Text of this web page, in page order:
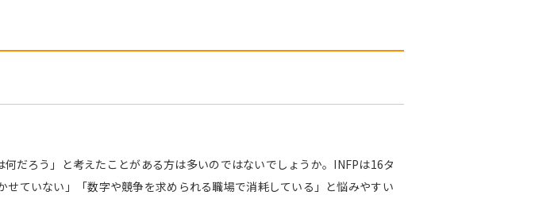
だろう」と考えたことがある方は多いのではないでしょうか。INFPは16タ
ていない」「数字や競争を求められる職場で消耗している」と悩みやすい